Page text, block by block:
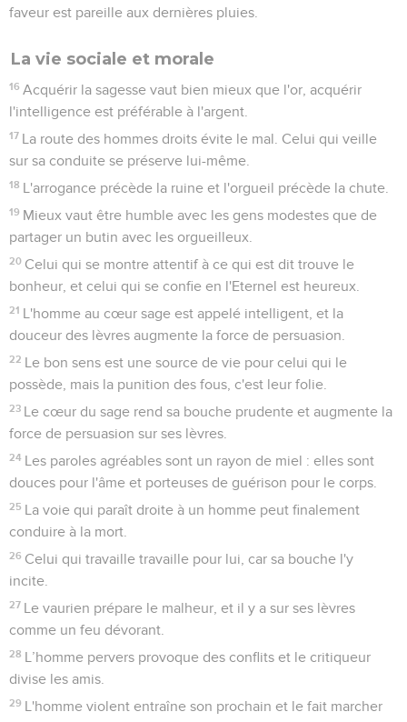
faveur est pareille aux dernières pluies.
La vie sociale et morale
16 Acquérir la sagesse vaut bien mieux que l'or, acquérir
l'intelligence est préférable à l'argent.
17 La route des hommes droits évite le mal. Celui qui veille
sur sa conduite se préserve lui-même.
18 L'arrogance précède la ruine et l'orgueil précède la chute.
19 Mieux vaut être humble avec les gens modestes que de
partager un butin avec les orgueilleux.
20 Celui qui se montre attentif à ce qui est dit trouve le
bonheur, et celui qui se confie en l'Eternel est heureux.
21 L'homme au cœur sage est appelé intelligent, et la
douceur des lèvres augmente la force de persuasion.
22 Le bon sens est une source de vie pour celui qui le
possède, mais la punition des fous, c'est leur folie.
23 Le cœur du sage rend sa bouche prudente et augmente la
force de persuasion sur ses lèvres.
24 Les paroles agréables sont un rayon de miel : elles sont
douces pour l'âme et porteuses de guérison pour le corps.
25 La voie qui paraît droite à un homme peut finalement
conduire à la mort.
26 Celui qui travaille travaille pour lui, car sa bouche l'y
incite.
27 Le vaurien prépare le malheur, et il y a sur ses lèvres
comme un feu dévorant.
28 L’homme pervers provoque des conflits et le critiqueur
divise les amis.
29 L'homme violent entraîne son prochain et le fait marcher